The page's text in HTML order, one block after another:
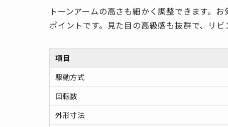
トーンアームの高さも細かく調整できます。
ポイントです。見た目の高級感も抜群で、リ
項目
駆動方式
回転数
外形寸法